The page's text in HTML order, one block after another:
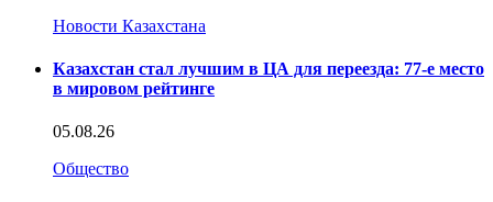
Новости Казахстана
Казахстан стал лучшим в ЦА для переезда: 77-е место
в мировом рейтинге
05.08.26
Общество